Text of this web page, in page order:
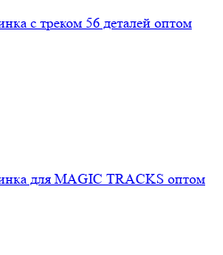
с треком 56 деталей оптом
для MAGIC TRACKS оптом